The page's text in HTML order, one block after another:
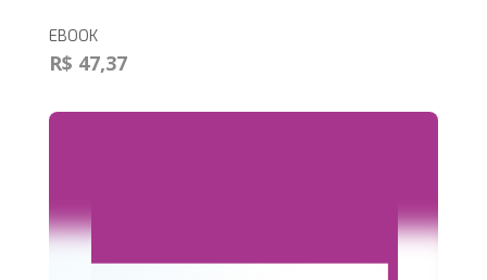
EBOOK
R$ 47,37